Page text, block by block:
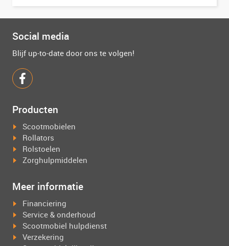
Social media
Blijf up-to-date door ons te volgen!
Producten
Scootmobielen
Rollators
Rolstoelen
Zorghulpmiddelen
Meer informatie
Financiering
Service & onderhoud
Scootmobiel hulpdienst
Verzekering